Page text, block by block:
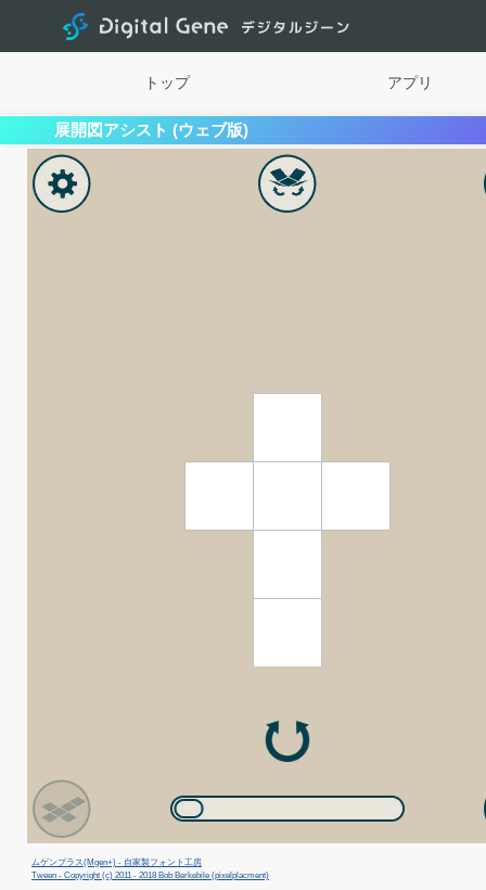
トップ アプリ
展開図アシスト (ウェブ版)
ムゲンプラス(Mgen+) - 自家製フォント工房
Tween - Copyright (c) 2011 - 2018 Bob Berkebile (pixelplacment)